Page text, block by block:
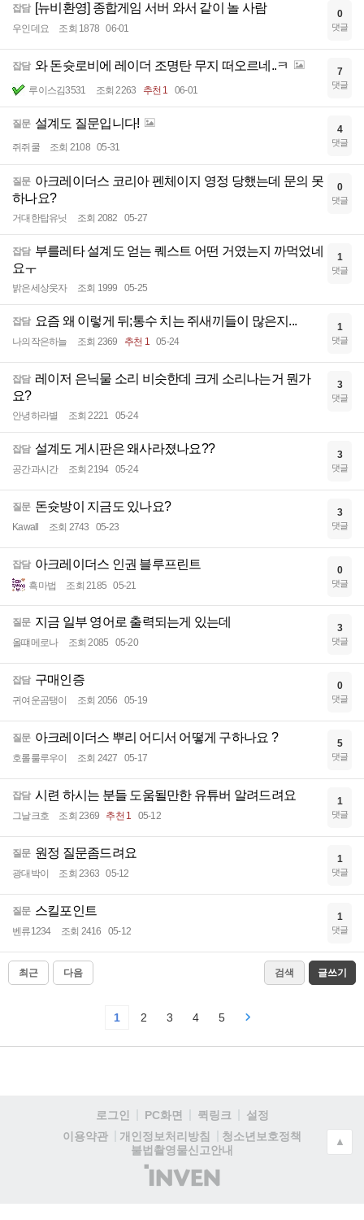
잡담 [뉴비환영] 종합게임 서버 와서 같이 놀 사람
우인데요 조회 1878 06-01
0
댓글
잡담 와 돈슛로비에 레이더 조명탄 무지 떠오르네..ㅋ
루이스김3531 조회 2263 추천 1 06-01
7
댓글
질문 설계도 질문입니다!
쥐쥐쿨 조회 2108 05-31
4
댓글
질문 아크레이더스 코리아 펜체이지 영정 당했는데 문의 못
하나요?
거대한탑유닛 조회 2082 05-27
0
댓글
잡담 부를레타 설계도 얻는 퀘스트 어떤 거였는지 까먹었네
요ㅜ
밝은세상웃자 조회 1999 05-25
1
댓글
잡담 요즘 왜 이렇게 뒤;통수 치는 쥐새끼들이 많은지...
나의작은하늘 조회 2369 추천 1 05-24
1
댓글
잡담 레이저 은닉물 소리 비슷한데 크게 소리나는거 뭔가
요?
안녕하라별 조회 2221 05-24
3
댓글
잡담 설계도 게시판은 왜사라졌나요??
공간과시간 조회 2194 05-24
3
댓글
질문 돈슛방이 지금도 있나요?
Kawall 조회 2743 05-23
3
댓글
잡담 아크레이더스 인권 블루프린트
흑마법 조회 2185 05-21
0
댓글
질문 지금 일부 영어로 출력되는게 있는데
올떄메로나 조회 2085 05-20
3
댓글
잡담 구매인증
귀여운곰탱이 조회 2056 05-19
0
댓글
질문 아크레이더스 뿌리 어디서 어떻게 구하나요 ?
호롤룰루우이 조회 2427 05-17
5
댓글
잡담 시련 하시는 분들 도움될만한 유튜버 알려드려요
그날크호 조회 2369 추천 1 05-12
1
댓글
질문 원정 질문좀드려요
광대박이 조회 2363 05-12
1
댓글
질문 스킬포인트
벤류1234 조회 2416 05-12
1
댓글
최근 다음 검색 글쓰기
1 2 3 4 5
로그인 PC화면 퀵링크
설정
이용약관
개인정보처리방침
청소년보호정책
불법촬영물신고안내
(주)
인
▲